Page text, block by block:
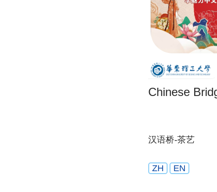
Chinese
汉语桥-茶艺
ZH EN